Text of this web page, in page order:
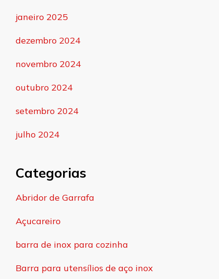
janeiro 2025
dezembro 2024
novembro 2024
outubro 2024
setembro 2024
julho 2024
Categorias
Abridor de Garrafa
Açucareiro
barra de inox para cozinha
Barra para utensílios de aço inox